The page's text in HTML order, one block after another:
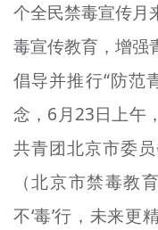
榜样人物
身边好人
文明评论
北京宣传文化引导
个全民禁毒宣传月
毒宣传教育，增强
倡导并推行“防范
念，6月23日上午
共青团北京市委
（北京市禁毒教
不‘毒’行，未来